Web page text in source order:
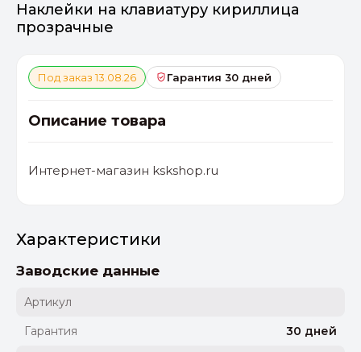
Наклейки на клавиатуру кириллица
прозрачные
Под заказ 13.08.26 Гарантия 30 дней
Описание товара
Интернет-магазин kskshop.ru
Характеристики
Заводские данные
Артикул
Гарантия
30 дней